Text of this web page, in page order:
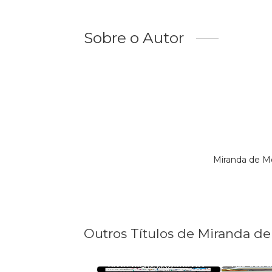
Sobre o Autor
Miranda de
Outros Títulos de Miranda